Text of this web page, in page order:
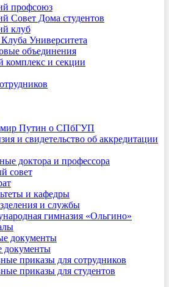
профсоюз
Совет Дома студентов
клуб
Университета
объединения
комплекс и секции
Путин о СПбГУП
и свидетельство об аккредитации
доктора и профессора
совет
и кафедры
и службы
гимназия «Ольгино»
документы
документы
приказы для сотрудников
приказы для студентов